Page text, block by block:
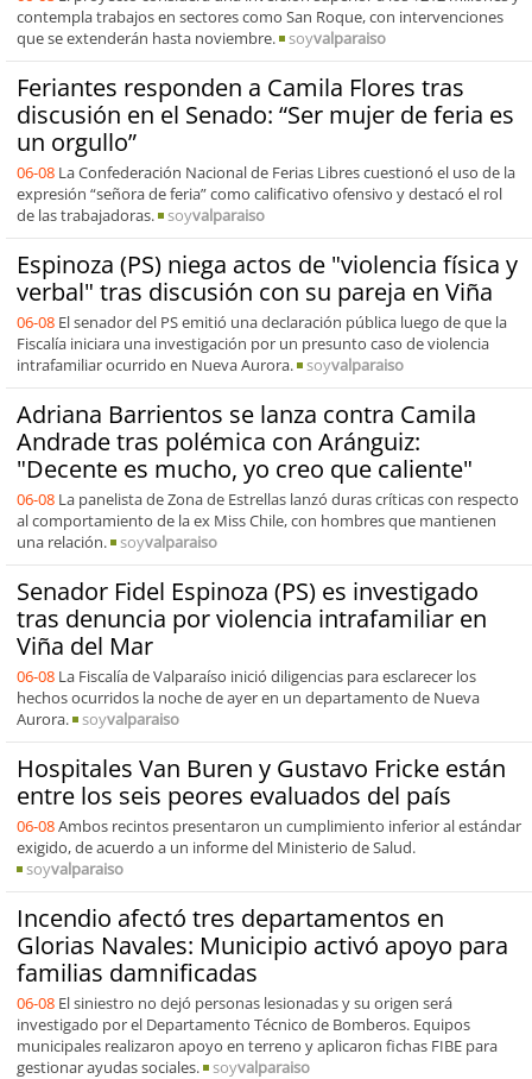
contempla trabajos en sectores como San Roque, con intervenciones
que se extenderán hasta noviembre.
soyvalparaiso
Feriantes responden a Camila Flores tras
discusión en el Senado: “Ser mujer de feria es
un orgullo”
06-08 La Confederación Nacional de Ferias Libres cuestionó el uso de la
expresión “señora de feria” como calificativo ofensivo y destacó el rol
de las trabajadoras.
soyvalparaiso
Espinoza (PS) niega actos de "violencia física y
verbal" tras discusión con su pareja en Viña
06-08 El senador del PS emitió una declaración pública luego de que la
Fiscalía iniciara una investigación por un presunto caso de violencia
intrafamiliar ocurrido en Nueva Aurora.
soyvalparaiso
Adriana Barrientos se lanza contra Camila
Andrade tras polémica con Aránguiz:
"Decente es mucho, yo creo que caliente"
06-08 La panelista de Zona de Estrellas lanzó duras críticas con respecto
al comportamiento de la ex Miss Chile, con hombres que mantienen
una relación.
soyvalparaiso
Senador Fidel Espinoza (PS) es investigado
tras denuncia por violencia intrafamiliar en
Viña del Mar
06-08 La Fiscalía de Valparaíso inició diligencias para esclarecer los
hechos ocurridos la noche de ayer en un departamento de Nueva
Aurora.
soyvalparaiso
Hospitales Van Buren y Gustavo Fricke están
entre los seis peores evaluados del país
06-08Ambos recintos presentaron un cumplimiento inferior al estándar
exigido, de acuerdo a un informe del Ministerio de Salud.
soyvalparaiso
Incendio afectó tres departamentos en
Glorias Navales: Municipio activó apoyo para
familias damnificadas
06-08 El siniestro no dejó personas lesionadas y su origen será
investigado por el Departamento Técnico de Bomberos. Equipos
municipales realizaron apoyo en terreno y aplicaron fichas FIBE para
gestionar ayudas sociales.
soyvalparaiso